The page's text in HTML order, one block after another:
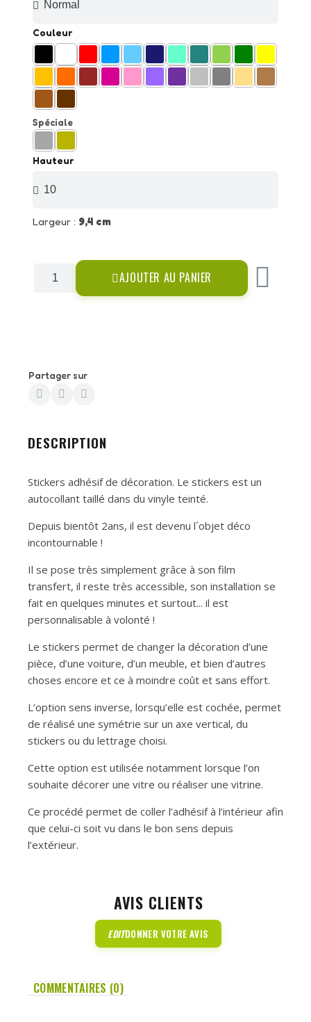
Couleur
Spéciale
Hauteur
Largeur : 9,4 cm
AJOUTER AU PANIER
Partager sur
DESCRIPTION
Stickers adhésif de décoration. Le stickers est un
autocollant taillé dans du vinyle teinté.
Depuis bientôt 2ans, il est devenu l´objet déco
incontournable !
Il se pose très simplement grâce à son film
transfert, il reste très accessible, son installation se
fait en quelques minutes et surtout... il est
personnalisable à volonté !
Le stickers permet de changer la décoration d’une
pièce, d’une voiture, d’un meuble, et bien d’autres
choses encore et ce à moindre coût et sans effort.
L’option sens inverse, lorsqu’elle est cochée, permet
de réalisé une symétrie sur un axe vertical, du
stickers ou du lettrage choisi.
Cette option est utilisée notamment lorsque l’on
souhaite décorer une vitre ou réaliser une vitrine.
Ce procédé permet de coller l’adhésif à l’intérieur afin
que celui-ci soit vu dans le bon sens depuis
l’extérieur.
AVIS CLIENTS
EDITDONNER VOTRE AVIS
COMMENTAIRES (0)